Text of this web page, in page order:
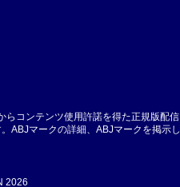
らコンテンツ使用許諾を得た正規版配信
ABJマークの詳細、ABJマークを掲示し
2026